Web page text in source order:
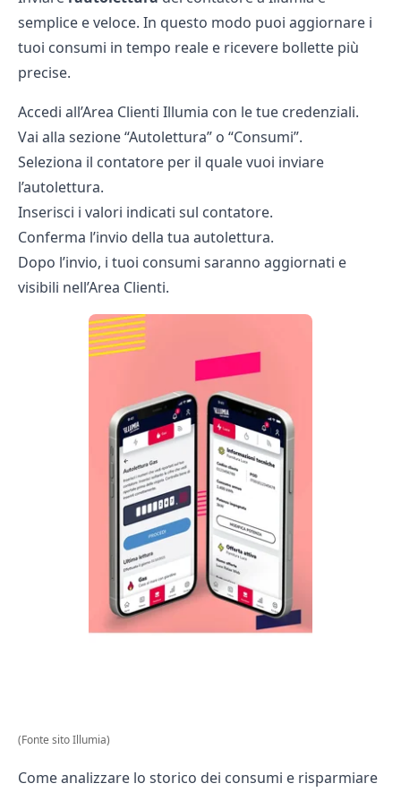
semplice e veloce. In questo modo puoi aggiornare i
tuoi consumi in tempo reale e ricevere bollette più
precise.
Accedi all’Area Clienti Illumia con le tue credenziali.
Vai alla sezione “Autolettura” o “Consumi”.
Seleziona il contatore per il quale vuoi inviare
l’autolettura.
Inserisci i valori indicati sul contatore.
Conferma l’invio della tua autolettura.
Dopo l’invio, i tuoi consumi saranno aggiornati e
visibili nell’Area Clienti.
(Fonte sito Illumia)
Come analizzare lo storico dei consumi e risparmiare